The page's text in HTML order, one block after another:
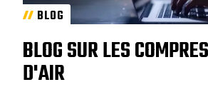
BLOG
BLOG SUR LES
D'AIR